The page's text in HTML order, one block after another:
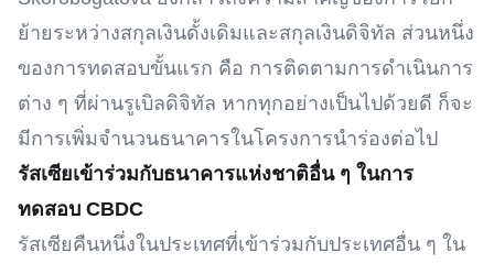
ย้ายระหว่างสกุลเงินดั้งเดิมและสกุลเงินดิจิทัล ส่วนหนึ่ง
ของการทดสอบขั้นแรก คือ การติดตามการดำเนินการ
ต่าง ๆ ที่ผ่านรูเบิลดิจิทัล หากทุกอย่างเป็นไปด้วยดี ก็จะ
มีการเพิ่มจำนวนธนาคารในโครงการนำร่องต่อไป
รัสเซียเข้าร่วมกับธนาคารแห่งชาติอื่น ๆ ในการ
ทดสอบ CBDC
รัสเซียคืนหนึ่งในประเทศที่เข้าร่วมกับประเทศอื่น ๆ ใน